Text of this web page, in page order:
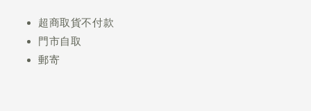
超商取貨不付款
門市自取
郵寄